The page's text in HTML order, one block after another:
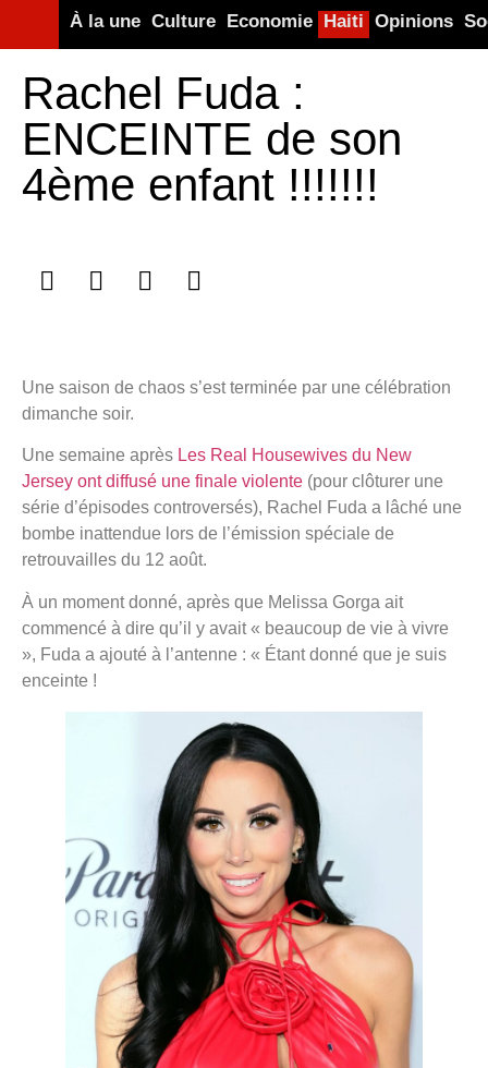
À la une Culture Economie Haiti Opinions
Rachel Fuda :
ENCEINTE de son
4ème enfant !!!!!!!
Une saison de chaos s’est terminée par une célébration
dimanche soir.
Une semaine après Les Real Housewives du New
Jersey ont diffusé une finale violente (pour clôturer une
série d’épisodes controversés), Rachel Fuda a lâché une
bombe inattendue lors de l’émission spéciale de
retrouvailles du 12 août.
À un moment donné, après que Melissa Gorga ait
commencé à dire qu’il y avait « beaucoup de vie à vivre
», Fuda a ajouté à l’antenne : « Étant donné que je suis
enceinte !